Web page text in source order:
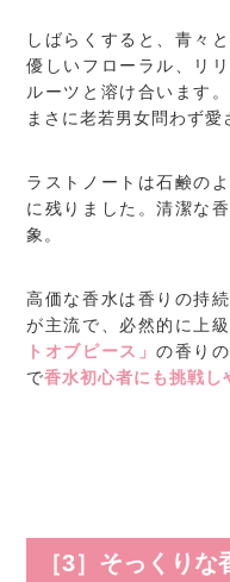
しばらくすると、青々
優しいフローラル、リ
ルーツと溶け合います
まさに老若男女問わず愛
ラストノートは石鹸の
に残りました。清潔な
象。
高価な香水は香りの持
が主流で、必然的に上
トオブピース」の香り
で香水初心者にも挑戦し
［3］そっくり